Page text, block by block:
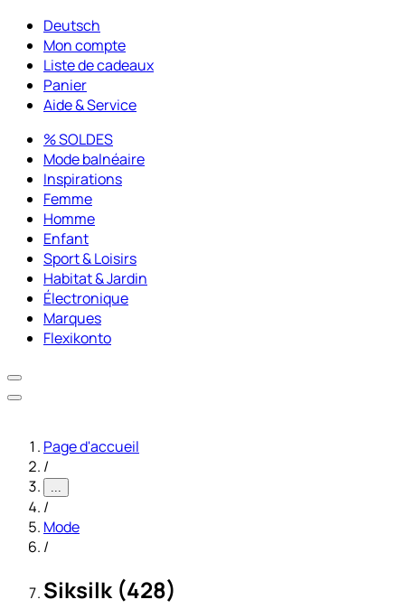
Deutsch
Mon compte
Liste de cadeaux
Panier
Aide & Service
% SOLDES
Mode balnéaire
Inspirations
Femme
Homme
Enfant
Sport & Loisirs
Habitat & Jardin
Électronique
Marques
Flexikonto
Page d'accueil
/
...
/
Mode
/
Siksilk (428)